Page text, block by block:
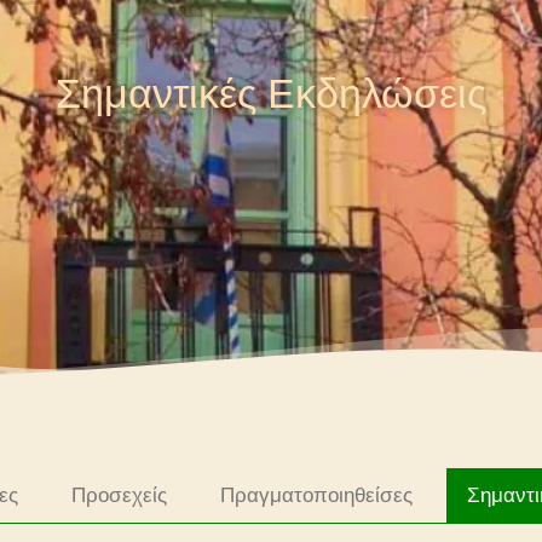
Σημαντικές Εκδηλώσεις
Προσεχείς Πραγματοποιηθείσες